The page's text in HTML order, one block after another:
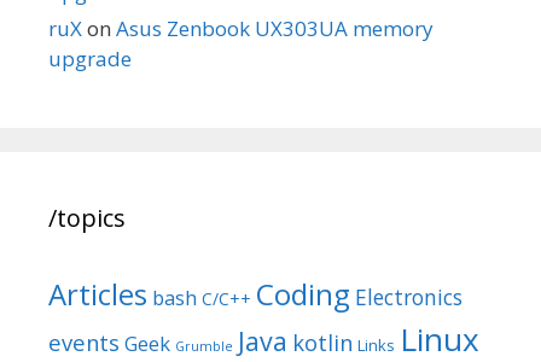
ruXon Asus Zenbook UX303UA memory
upgrade
/topics
Articles bash C/C++ Coding Electronics
events Geek Grumble Java kotlin Links Linux